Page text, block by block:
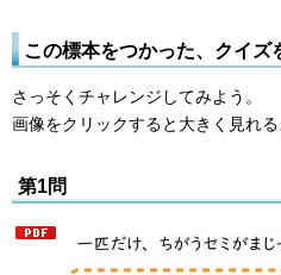
この標本をつかった、クイズ
さっそくチャレンジしてみよう。
画像をクリックすると大きく見れる
第1問